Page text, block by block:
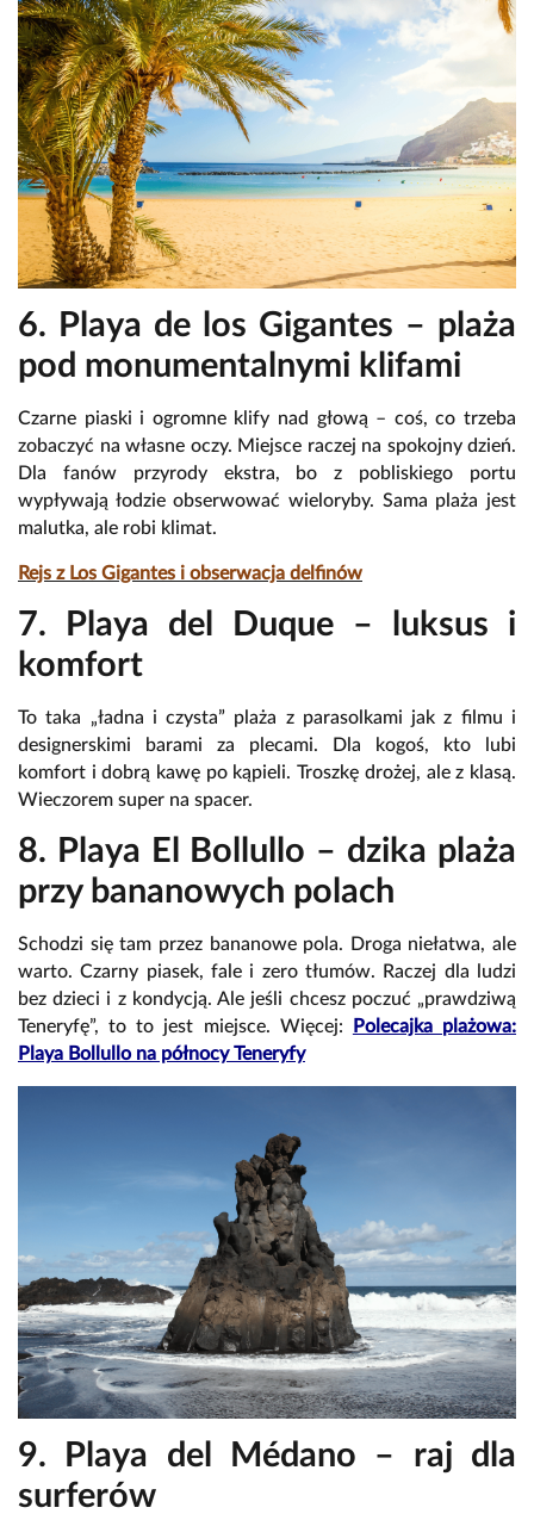
6. Playa de los Gigantes – plaża
pod monumentalnymi klifami
Czarne piaski i ogromne klify nad głową – coś, co trzeba
zobaczyć na własne oczy. Miejsce raczej na spokojny dzień.
Dla fanów przyrody ekstra, bo z pobliskiego portu
wypływają łodzie obserwować wieloryby. Sama plaża jest
malutka, ale robi klimat.
Rejs z Los Gigantes i obserwacja delfinów
7. Playa del Duque – luksus i
komfort
To taka „ładna i czysta” plaża z parasolkami jak z filmu i
designerskimi barami za plecami. Dla kogoś, kto lubi
komfort i dobrą kawę po kąpieli. Troszkę drożej, ale z klasą.
Wieczorem super na spacer.
8. Playa El Bollullo – dzika plaża
przy bananowych polach
Schodzi się tam przez bananowe pola. Droga niełatwa, ale
warto. Czarny piasek, fale i zero tłumów. Raczej dla ludzi
bez dzieci i z kondycją. Ale jeśli chcesz poczuć „prawdziwą
Teneryfę”, to to jest miejsce. Więcej:
Polecajka plażowa:
Playa Bollullo na północy Teneryfy
9. Playa del Médano – raj dla
surferów